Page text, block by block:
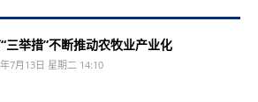
三举措”不断推动农牧业产业化
7月13日 星期二 14:10